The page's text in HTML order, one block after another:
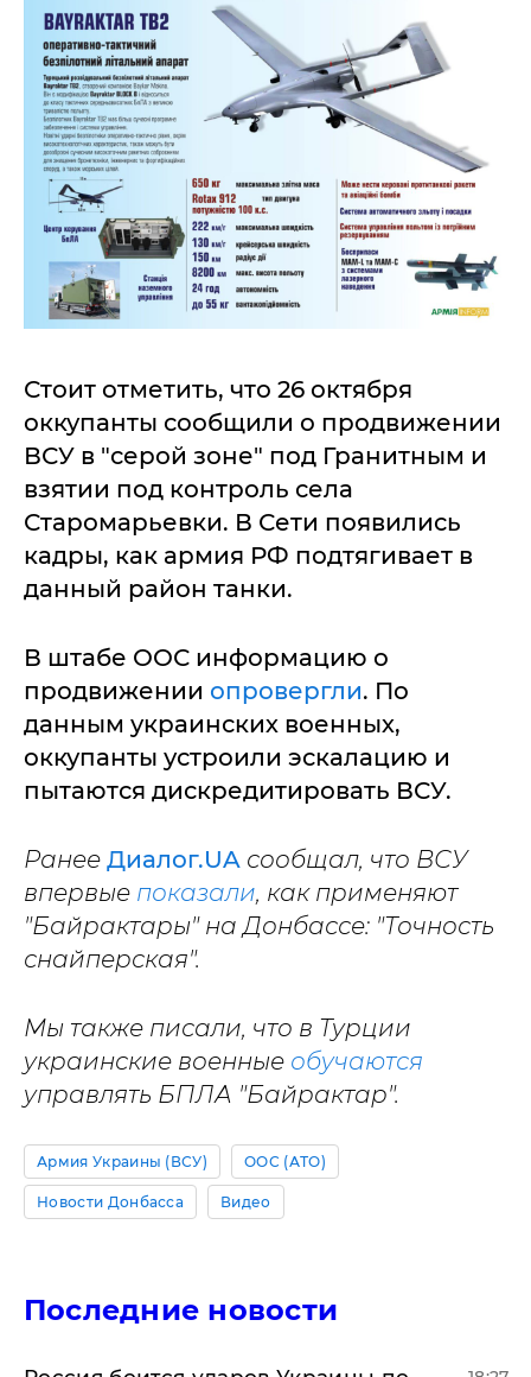
Стоит отметить, что 26 октября
оккупанты сообщили о продвижении
ВСУ в "серой зоне" под Гранитным и
взятии под контроль села
Старомарьевки. В Сети появились
кадры, как армия РФ подтягивает в
данный район танки.
В штабе ООС информацию о
продвижении опровергли. По
данным украинских военных,
оккупанты устроили эскалацию и
пытаются дискредитировать ВСУ.
Ранее Диалог.UA сообщал, что ВСУ
впервые показали, как применяют
"Байрактары" на Донбассе: "Точность
снайперская".
Мы также писали, что в Турции
украинские военные обучаются
управлять БПЛА "Байрактар".
Армия Украины (ВСУ) ООС (АТО)
Новости Донбасса Видео
Последние новости